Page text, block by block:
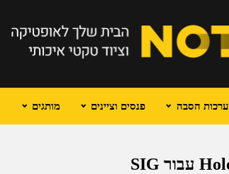
ערכות הסבה פנסים וציינים מותגים
תושבת לכוונות 407K/507K/EPS/EPS CARRY של Holosun עבור SIG